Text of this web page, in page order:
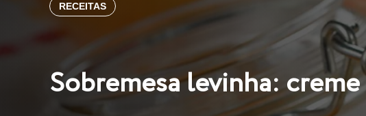
RECEITAS
Sobremesa levinha: